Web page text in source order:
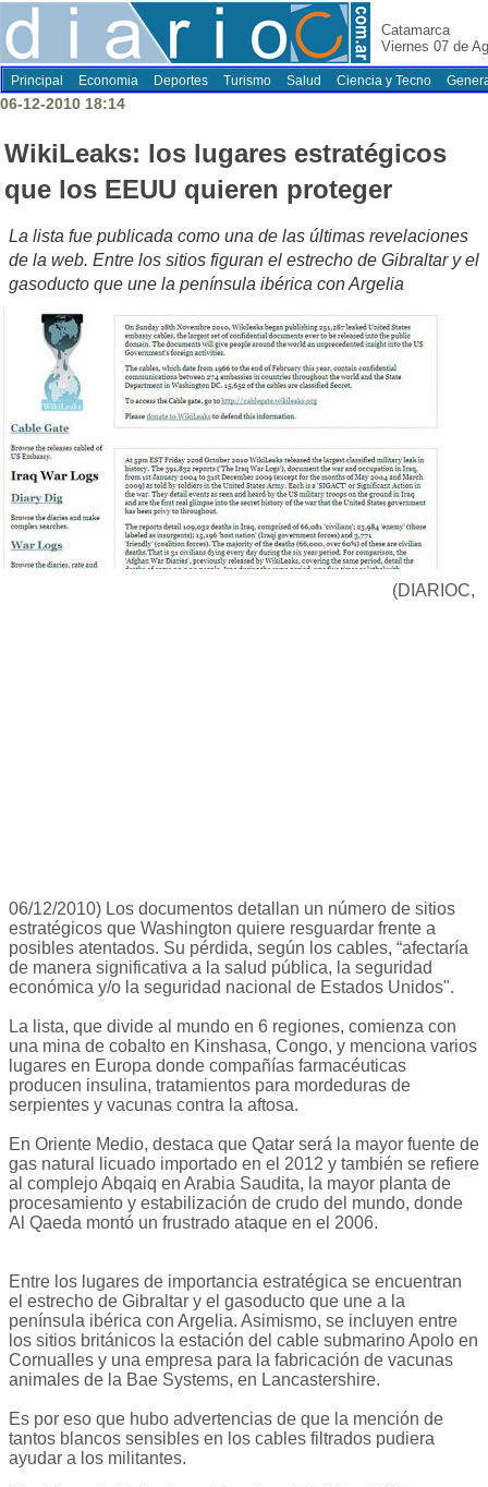
Catamarca
Viernes 07 de
Principal Economia Deportes Turismo Salud Ciencia y Tecno
06-12-2010 18:14
WikiLeaks: los lugares estratégicos
que los EEUU quieren proteger
La lista fue publicada como una de las últimas revelaciones
de la web. Entre los sitios figuran el estrecho de Gibraltar y el
gasoducto que une la península ibérica con Argelia
(DIARIOC,
06/12/2010) Los documentos detallan un número de sitios
estratégicos que Washington quiere resguardar frente a
posibles atentados. Su pérdida, según los cables, “afectaría
de manera significativa a la salud pública, la seguridad
económica y/o la seguridad nacional de Estados Unidos".
La lista, que divide al mundo en 6 regiones, comienza con
una mina de cobalto en Kinshasa, Congo, y menciona varios
lugares en Europa donde compañías farmacéuticas
producen insulina, tratamientos para mordeduras de
serpientes y vacunas contra la aftosa.
En Oriente Medio, destaca que Qatar será la mayor fuente de
gas natural licuado importado en el 2012 y también se refiere
al complejo Abqaiq en Arabia Saudita, la mayor planta de
procesamiento y estabilización de crudo del mundo, donde
Al Qaeda montó un frustrado ataque en el 2006.
Entre los lugares de importancia estratégica se encuentran
el estrecho de Gibraltar y el gasoducto que une a la
península ibérica con Argelia. Asimismo, se incluyen entre
los sitios británicos la estación del cable submarino Apolo en
Cornualles y una empresa para la fabricación de vacunas
animales de la Bae Systems, en Lancastershire.
Es por eso que hubo advertencias de que la mención de
tantos blancos sensibles en los cables filtrados pudiera
ayudar a los militantes.